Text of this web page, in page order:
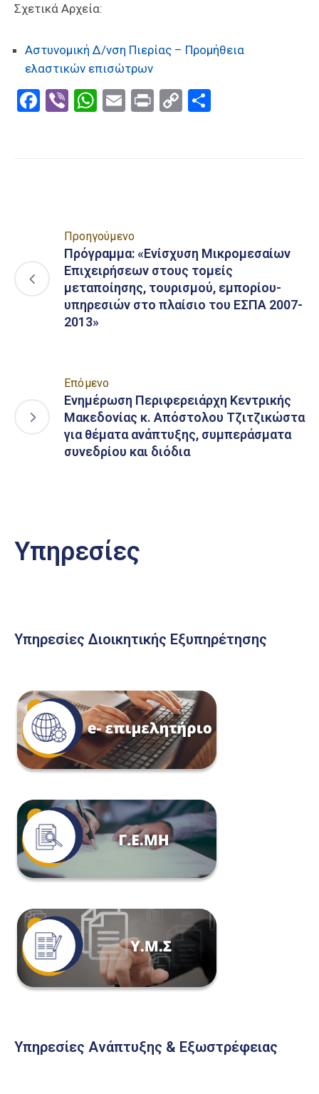
Σχετικά Αρχεία:
Αστυνομική Δ/νση Πιερίας – Προμήθεια
ελαστικών επισώτρων
Facebook
ViberWhatsApp
EmailPrintCopy
Προηγούμενο
Πρόγραμμα: «Ενίσχυση Μικρομεσαίων
Επιχειρήσεων στους τομείς
μεταποίησης, τουρισμού, εμπορίου-
υπηρεσιών στο πλαίσιο του ΕΣΠΑ 2007-
2013»
Επόμενο
Ενημέρωση Περιφερειάρχη Κεντρικής
Μακεδονίας κ. Απόστολου Τζιτζικώστα
για θέματα ανάπτυξης, συμπεράσματα
συνεδρίου και διόδια
Υπηρεσίες
Υπηρεσίες Διοικητικής Εξυπηρέτησης
Υπηρεσίες Ανάπτυξης & Εξωστρέφειας